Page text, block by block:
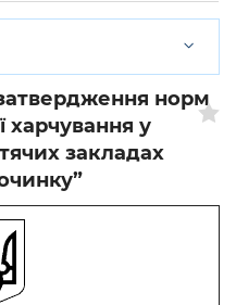
норм
харчування у
закладах